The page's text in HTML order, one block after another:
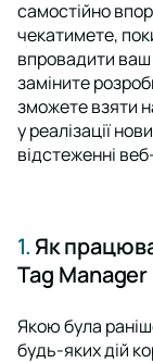
самостійно
чекатимете,
впровадити ваш
заміните
зможете взяти
у реалізації
відстеженні
1. Як
Tag Manager
Якою була
будь-яких дій